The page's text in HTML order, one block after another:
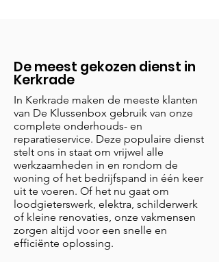
De meest gekozen dienst in
Kerkrade
In Kerkrade maken de meeste klanten
van De Klussenbox gebruik van onze
complete onderhouds- en
reparatieservice. Deze populaire dienst
stelt ons in staat om vrijwel alle
werkzaamheden in en rondom de
woning of het bedrijfspand in één keer
uit te voeren. Of het nu gaat om
loodgieterswerk, elektra, schilderwerk
of kleine renovaties, onze vakmensen
zorgen altijd voor een snelle en
efficiënte oplossing.